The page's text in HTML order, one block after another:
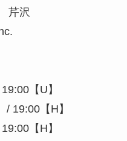
芹沢
【U】
19:00【H】
【H】